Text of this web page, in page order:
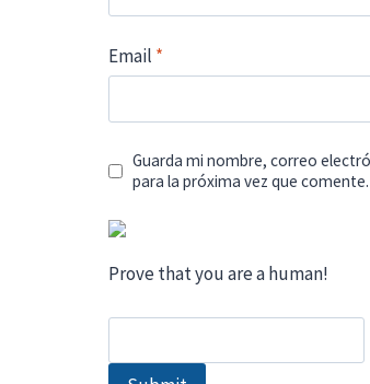
Email *
Guarda mi nombre, correo
para la próxima vez que comente.
Prove that you are a human!